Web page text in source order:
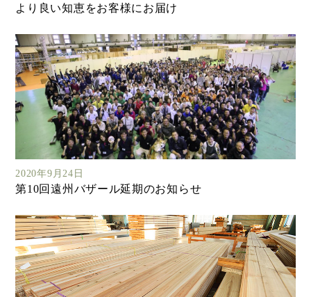
より良い知恵をお客様にお届け
2020年9月24日
第10回遠州バザール延期のお知らせ